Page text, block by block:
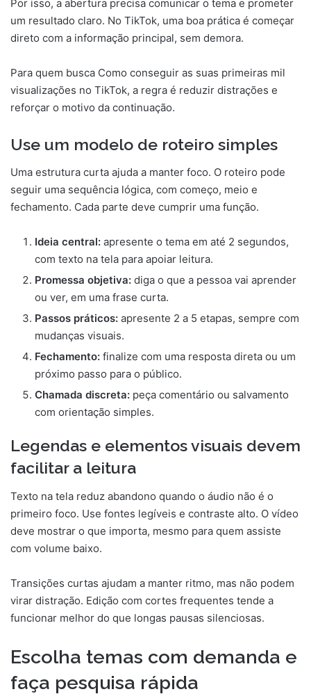
Por isso, a abertura precisa comunicar o tema e prometer
um resultado claro. No TikTok, uma boa prática é começar
direto com a informação principal, sem demora.
Para quem busca Como conseguir as suas primeiras mil
visualizações no TikTok, a regra é reduzir distrações e
reforçar o motivo da continuação.
Use um modelo de roteiro simples
Uma estrutura curta ajuda a manter foco. O roteiro pode
seguir uma sequência lógica, com começo, meio e
fechamento. Cada parte deve cumprir uma função.
Ideia central: apresente o tema em até 2 segundos,
com texto na tela para apoiar leitura.
Promessa objetiva: diga o que a pessoa vai aprender
ou ver, em uma frase curta.
Passos práticos: apresente 2 a 5 etapas, sempre com
mudanças visuais.
Fechamento: finalize com uma resposta direta ou um
próximo passo para o público.
Chamada discreta: peça comentário ou salvamento
com orientação simples.
Legendas e elementos visuais devem
facilitar a leitura
Texto na tela reduz abandono quando o áudio não é o
primeiro foco. Use fontes legíveis e contraste alto. O vídeo
deve mostrar o que importa, mesmo para quem assiste
com volume baixo.
Transições curtas ajudam a manter ritmo, mas não podem
virar distração. Edição com cortes frequentes tende a
funcionar melhor do que longas pausas silenciosas.
Escolha temas com demanda e
faça pesquisa rápida